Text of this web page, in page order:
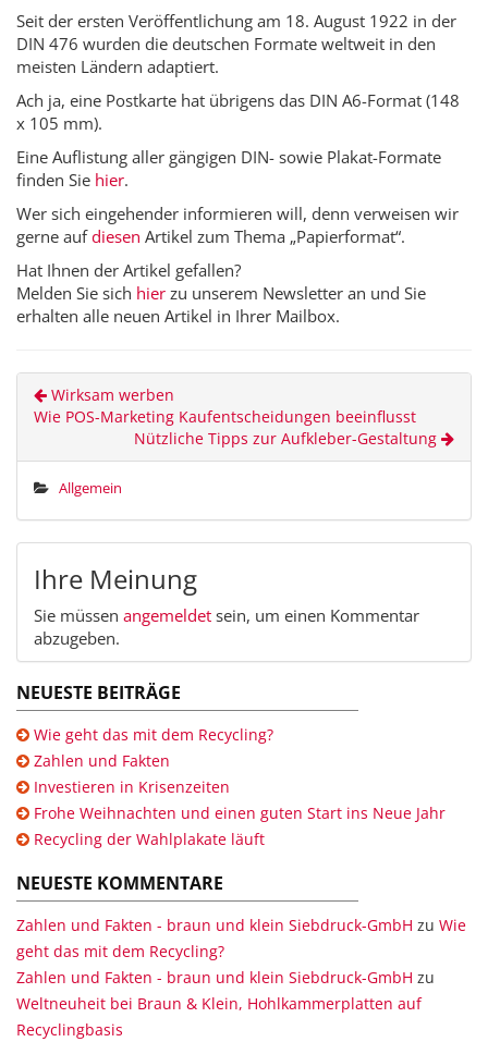
Seit der ersten Veröffentlichung am 18. August 1922 in der
DIN 476 wurden die deutschen Formate weltweit in den
meisten Ländern adaptiert.
Ach ja, eine Postkarte hat übrigens das DIN A6-Format (148
x 105 mm).
Eine Auflistung aller gängigen DIN- sowie Plakat-Formate
finden Sie hier.
Wer sich eingehender informieren will, denn verweisen wir
gerne aufdiesen Artikel zum Thema „Papierformat“.
Hat Ihnen der Artikel gefallen?
Melden Sie sich hier zu unserem Newsletter an und Sie
erhalten alle neuen Artikel in Ihrer Mailbox.
Wirksam werben
Wie POS-Marketing Kaufentscheidungen beeinflusst
Nützliche Tipps zur Aufkleber-Gestaltung
Allgemein
Ihre Meinung
Sie müssen angemeldet sein, um einen Kommentar
abzugeben.
NEUESTE BEITRÄGE
Wie geht das mit dem Recycling?
Zahlen und Fakten
Investieren in Krisenzeiten
Frohe Weihnachten und einen guten Start ins Neue Jahr
Recycling der Wahlplakate läuft
NEUESTE KOMMENTARE
Zahlen und Fakten - braun und klein Siebdruck-GmbH zu Wie
geht das mit dem Recycling?
Zahlen und Fakten - braun und klein Siebdruck-GmbH zu
Weltneuheit bei Braun & Klein, Hohlkammerplatten auf
Recyclingbasis